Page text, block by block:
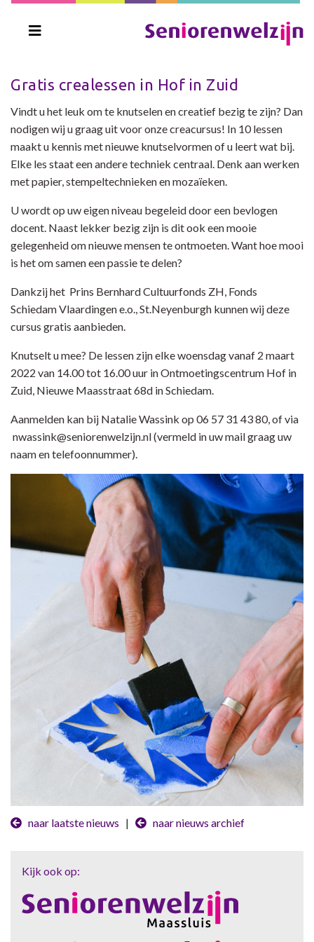
Gratis crealessen in Hof in Zuid
Vindt u het leuk om te knutselen en creatief bezig te zijn? Dan
nodigen wij u graag uit voor onze creacursus! In 10 lessen
maakt u kennis met nieuwe knutselvormen of u leert wat bij.
Elke les staat een andere techniek centraal. Denk aan werken
met papier, stempeltechnieken en mozaïeken.
U wordt op uw eigen niveau begeleid door een bevlogen
docent. Naast lekker bezig zijn is dit ook een mooie
gelegenheid om nieuwe mensen te ontmoeten. Want hoe mooi
is het om samen een passie te delen?
Dankzij het Prins Bernhard Cultuurfonds ZH, Fonds
Schiedam Vlaardingen e.o., St.Neyenburgh kunnen wij deze
cursus gratis aanbieden.
Knutselt u mee? De lessen zijn elke woensdag vanaf 2 maart
2022 van 14.00 tot 16.00 uur in Ontmoetingscentrum Hof in
Zuid, Nieuwe Maasstraat 68d in Schiedam.
Aanmelden kan bij Natalie Wassink op 06 57 31 43 80, of via
nwassink@seniorenwelzijn.nl (vermeld in uw mail graag uw
naam en telefoonnummer).
naar laatste nieuws | naar nieuws archief
Kijk ook op: